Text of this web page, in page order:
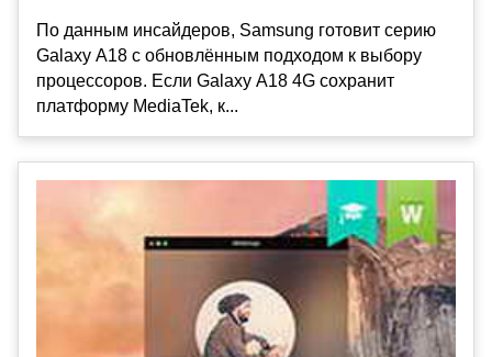
По данным инсайдеров, Samsung готовит серию
Galaxy A18 с обновлённым подходом к выбору
процессоров. Если Galaxy A18 4G сохранит
платформу MediaTek, к...